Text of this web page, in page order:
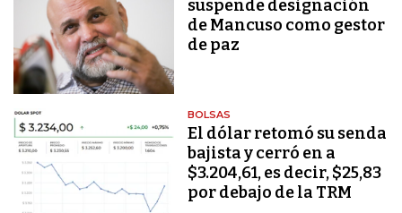
suspende designación
de Mancuso como gestor
de paz
BOLSAS
El dólar retomó su senda
bajista y cerró en a
$3.204,61, es decir, $25,83
por debajo de la TRM